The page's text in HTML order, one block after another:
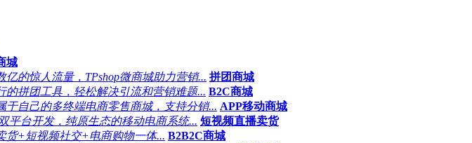
城
亿的惊人流量，TPshop微商城助力营销... 拼团商城
的拼团工具，轻松解决引流和营销难题... B2C商城
于自己的多终端电商零售商城，支持分销... APP移动商城
平台开发，纯原生态的移动电商系统... 短视频直播卖货
货+短视频社交+电商购物一体... B2B2C商城